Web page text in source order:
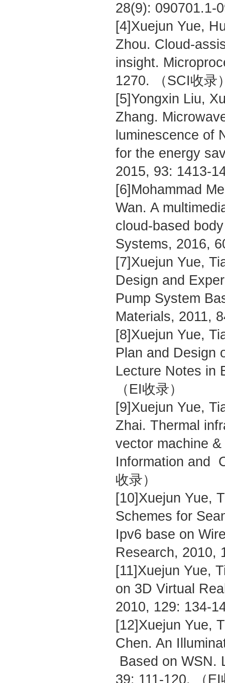
28(9): 090701.1-
[4]Xuejun Yue,
Zhou. Cloud-
insight.
1270. （SCI收录
[5]Yongxin Liu,
Zhang.
luminescence of
for the energy
2015, 93: 1413-
[6]Mohammad
Wan. A
cloud-based
Systems, 2016,
[7]Xuejun Yue,
Design and
Pump System
Materials, 2011,
[8]Xuejun Yue,
Plan and Design
Lecture Notes in
（EI收录）
[9]Xuejun Yue,
Zhai. Thermal
vector machine
Information and
收录）
[10]Xuejun Yue,
Schemes for
Ipv6 base on
Research, 2010,
[11]Xuejun Yue,
on 3D Virtual
2010, 129: 134-
[12]Xuejun Yue,
Chen. An
Based on WSN.
39: 111-120. （EI